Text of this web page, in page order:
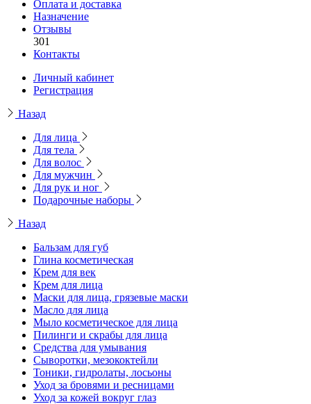
Оплата и доставка
Назначение
Отзывы
301
Контакты
Личный кабинет
Регистрация
Назад
Для лица
Для тела
Для волос
Для мужчин
Для рук и ног
Подарочные наборы
Назад
Бальзам для губ
Глина косметическая
Крем для век
Крем для лица
Маски для лица, грязевые маски
Масло для лица
Мыло косметическое для лица
Пилинги и скрабы для лица
Средства для умывания
Сыворотки, мезококтейли
Тоники, гидролаты, лосьоны
Уход за бровями и ресницами
Уход за кожей вокруг глаз